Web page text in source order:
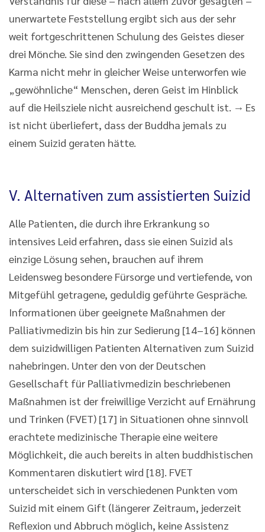
unerwartete Feststellung ergibt sich aus der sehr
weit fortgeschrittenen Schulung des Geistes dieser
drei Mönche. Sie sind den zwingenden Gesetzen des
Karma nicht mehr in gleicher Weise unterworfen wie
„gewöhnliche“ Menschen, deren Geist im Hinblick
auf die Heilsziele nicht ausreichend geschult ist. → Es
ist nicht überliefert, dass der Buddha jemals zu
einem Suizid geraten hätte.
V. Alternativen zum assistierten Suizid
Alle Patienten, die durch ihre Erkrankung so
intensives Leid erfahren, dass sie einen Suizid als
einzige Lösung sehen, brauchen auf ihrem
Leidensweg besondere Fürsorge und vertiefende, von
Mitgefühl getragene, geduldig geführte Gespräche.
Informationen über geeignete Maßnahmen der
Palliativmedizin bis hin zur Sedierung [14–16] können
dem suizidwilligen Patienten Alternativen zum Suizid
nahebringen. Unter den von der Deutschen
Gesellschaft für Palliativmedizin beschriebenen
Maßnahmen ist der freiwillige Verzicht auf Ernährung
und Trinken (FVET) [17] in Situationen ohne sinnvoll
erachtete medizinische Therapie eine weitere
Möglichkeit, die auch bereits in alten buddhistischen
Kommentaren diskutiert wird [18]. FVET
unterscheidet sich in verschiedenen Punkten vom
Suizid mit einem Gift (längerer Zeitraum, jederzeit
Reflexion und Abbruch möglich, keine Assistenz